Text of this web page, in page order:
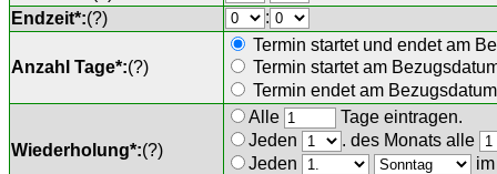
Endzeit*:(?) :
Anzahl Tage*:(?)
Termin startet und endet am
Termin startet am
Termin endet am
Wiederholung*:(?)
Alle
Tage eintragen.
Jeden
. des Monats alle
Jeden